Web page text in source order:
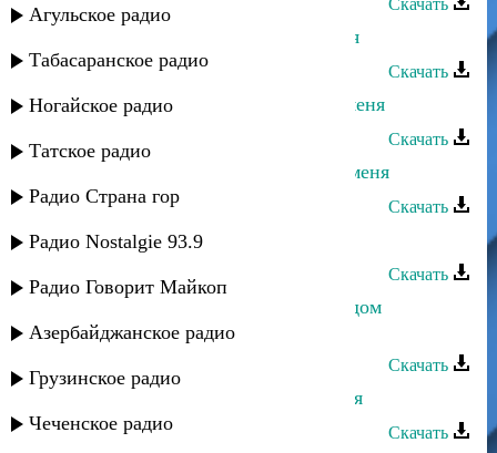
Агульское радио
Табасаранское радио
Ногайское радио
Татское радио
Радио Страна гор
Радио Nostalgie 93.9
Радио Говорит Майкоп
Азербайджанское радио
Грузинское радио
Чеченское радио
Скачать
Багавудин Ибрагимов - Пусти меня
Скачать
Асадула Бахтанов - Посмотри на меня
Скачать
Гульжанат Исаева - Не смотри на меня
Скачать
Умалав Кебедов - Ты для меня
Скачать
Ринат Каримов - Каким меня ты ядом
наполнила
Скачать
Мая Алимутаева - Не забывай меня
Скачать